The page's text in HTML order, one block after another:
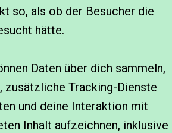
so, als ob der Besucher die
hätte.
Daten über dich sammeln,
zusätzliche Tracking-Dienste
und deine Interaktion mit
Inhalt aufzeichnen, inklusive